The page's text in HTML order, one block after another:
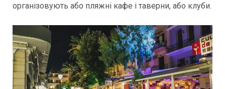
організовують або пляжні кафе і таверни, або клуби.